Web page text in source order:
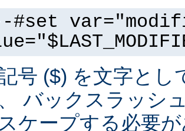
#set
号 ($) を文字と
バックスラッシ
ケープする必要